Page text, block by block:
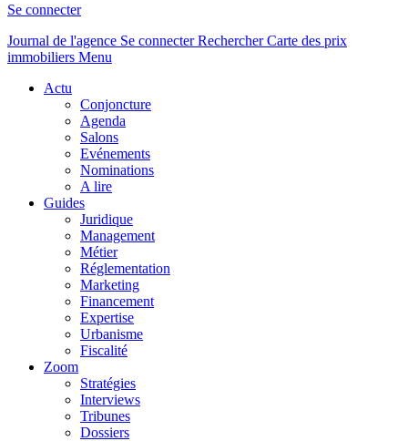
Se connecter
Journal de l'agence Se connecterRechercher Carte des prix
immobiliers Menu
Actu
Conjoncture
Agenda
Salons
Evénements
Nominations
A lire
Guides
Juridique
Management
Métier
Réglementation
Marketing
Financement
Expertise
Urbanisme
Fiscalité
Zoom
Stratégies
Interviews
Tribunes
Dossiers